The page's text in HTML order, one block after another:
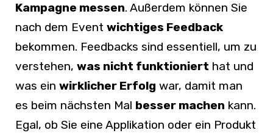
Kampagne messen. Außerdem können Sie
nach dem Event wichtiges Feedback
bekommen. Feedbacks sind essentiell, um zu
verstehen, was nicht funktioniert hat und
was ein wirklicher Erfolg war, damit man
es beim nächsten Mal besser machen kann.
Egal, ob Sie eine Applikation oder ein Produkt